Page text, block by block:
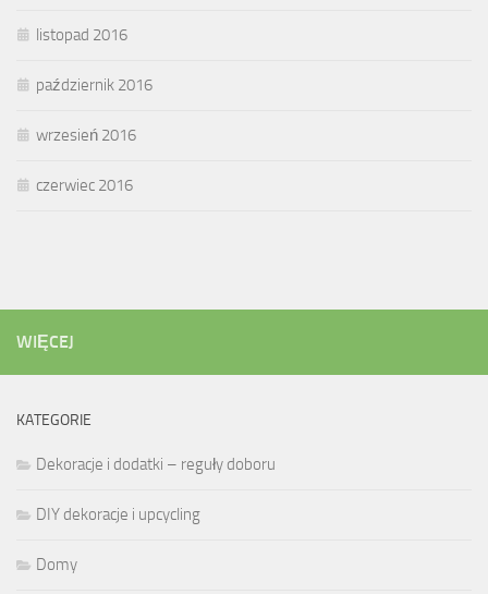
listopad 2016
październik 2016
wrzesień 2016
czerwiec 2016
WIĘCEJ
KATEGORIE
Dekoracje i dodatki – reguły doboru
DIY dekoracje i upcycling
Domy